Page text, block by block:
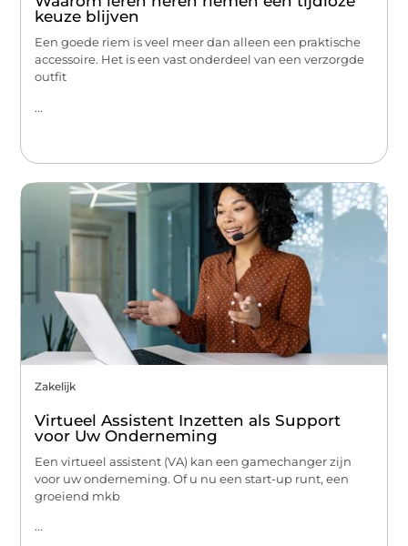
keuze blijven
Een goede riem is veel meer dan alleen een praktische
accessoire. Het is een vast onderdeel van een verzorgde
outfit
...
Zakelijk
Virtueel Assistent Inzetten als Support
voor Uw Onderneming
Een virtueel assistent (VA) kan een gamechanger zijn
voor uw onderneming. Of u nu een start-up runt, een
groeiend mkb
...